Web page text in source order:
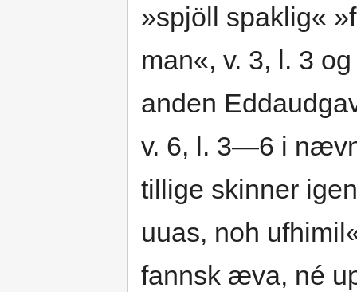
»spjöll spaklig«
man«, v. 3, l. 3
anden
v. 6, l. 3—6 i
tillige skinner
uuas, noh
fannsk æva, né